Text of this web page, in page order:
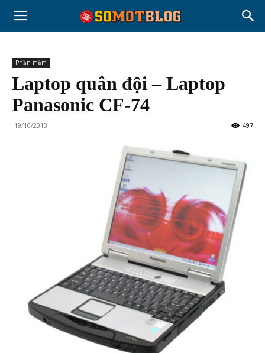
Phần mềm
Laptop quân đội – Laptop
Panasonic CF-74
19/10/2013 497